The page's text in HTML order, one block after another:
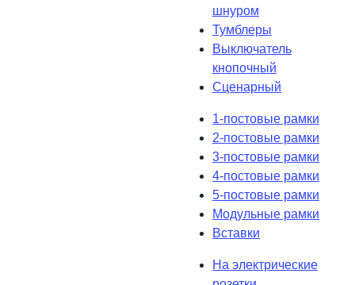
шнуром
Тумблеры
Выключатель
кнопочный
Сценарный
1-постовые рамки
2-постовые рамки
3-постовые рамки
4-постовые рамки
5-постовые рамки
Модульные рамки
Вставки
На электрические